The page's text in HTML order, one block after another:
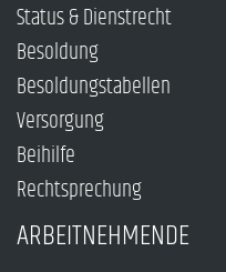
Status & Dienstrecht
Besoldung
Besoldungstabellen
Versorgung
Beihilfe
Rechtsprechung
ARBEITNEHMENDE